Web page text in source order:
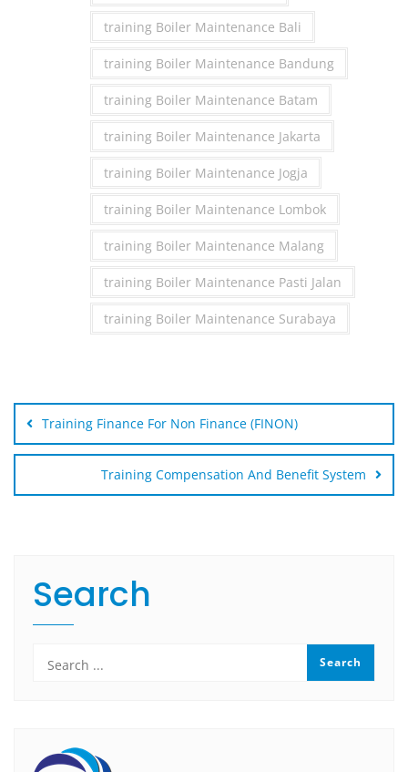
training Boiler Maintenance Bali
training Boiler Maintenance Bandung
training Boiler Maintenance Batam
training Boiler Maintenance Jakarta
training Boiler Maintenance Jogja
training Boiler Maintenance Lombok
training Boiler Maintenance Malang
training Boiler Maintenance Pasti Jalan
training Boiler Maintenance Surabaya
Post
navigation
Training Finance For Non Finance (FINON)
Training Compensation And Benefit System
Search